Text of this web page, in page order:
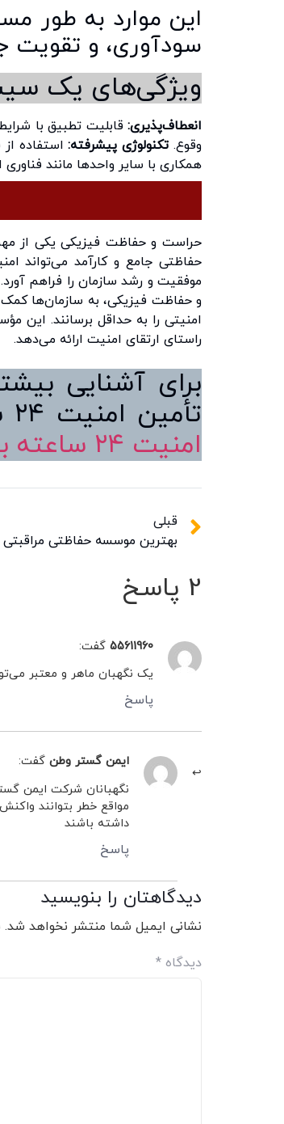
این موارد به طور
سودآوری، و تقویت
ویژگی‌های یک
انعطاف‌پذیری: قابلیت تطبیق با
وقوع.تکنولوژی پیشرفته:استفاده از
همکاری با سایر واحدها مانند
حراست و حفاظت فیزیکی یکی از
حفاظتی جامع و کارآمد می‌تواند
موفقیت و رشد سازمان را فراهم
و حفاظت فیزیکی، به سازمان‌ها
امنیتی را به حداقل برسانند. این
راستای ارتقای امنیت ارائه می‌دهد.
برای آشنایی
تأمین امنیت ۲۴ ساعته اماکن، مقاله
امنیت ۲۴ ساعته برای اماکنتان
قبلی
بهترین موسسه حفاظتی مراقبتی
2 پاسخ
55611960 گفت:
یک نگهبان ماهر و معتبر
پاسخ
ایمن گستر وطن گفت:
نگهبانان شرکت ایمن
مواقع خطر بتوانند
داشته باشند
پاسخ
دیدگاهتان را بنویسید
نشانی ایمیل شما منتشر نخواهد شد.
دیدگاه *